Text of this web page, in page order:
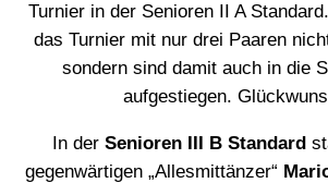
Turnier in der Senioren II A
das Turnier mit nur drei Paaren
sondern sind damit auch in die
aufgestiegen.
In der Senioren III B Standard
gegenwärtigen „Allesmittänzer“